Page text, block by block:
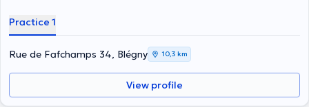
Practice 1
Rue de Fafchamps 34, Blégny 10,3 km
View profile